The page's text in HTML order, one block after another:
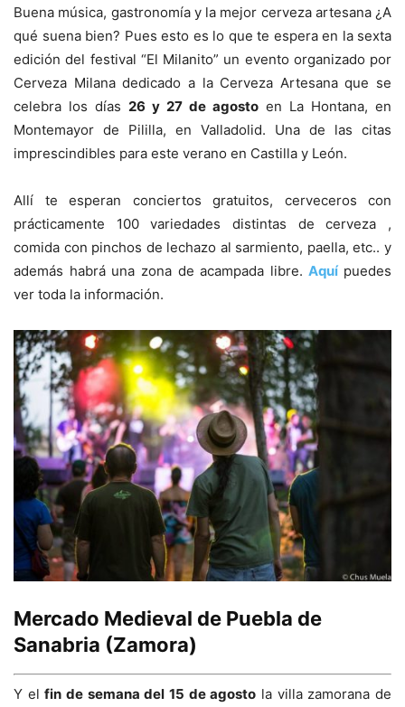
Buena música, gastronomía y la mejor cerveza artesana ¿A
qué suena bien? Pues esto es lo que te espera en la sexta
edición del festival “El Milanito” un evento organizado por
Cerveza Milana dedicado a la Cerveza Artesana que se
celebra los días 26 y 27 de agosto en La Hontana, en
Montemayor de Pililla, en Valladolid. Una de las citas
imprescindibles para este verano en Castilla y León.
Allí te esperan conciertos gratuitos, cerveceros con
prácticamente 100 variedades distintas de cerveza ,
comida con pinchos de lechazo al sarmiento, paella, etc.. y
además habrá una zona de acampada libre.Aquí puedes
ver toda la información.
Mercado Medieval de Puebla de
Sanabria (Zamora)
Y elfin de semana del 15 de agosto la villa zamorana de